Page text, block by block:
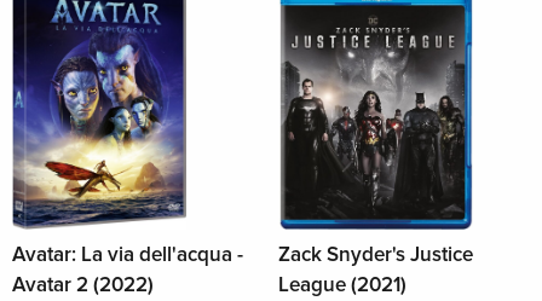
Avatar: La via dell'acqua -
Avatar 2 (2022)
Zack Snyder's Justice
League (2021)